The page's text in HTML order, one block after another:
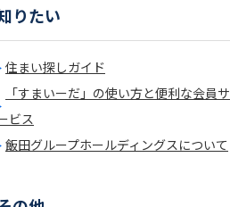
りたい
住まい探しガイド
「すまいーだ」の使い方と便利な会員サ
ビス
飯田グループホールディングスについて